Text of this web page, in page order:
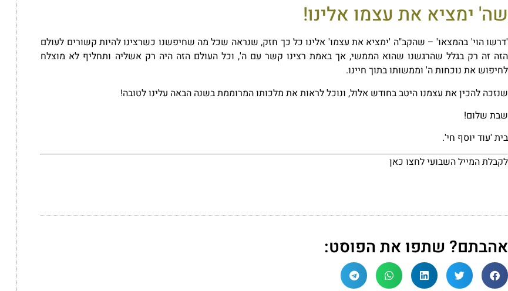
שה' ימציא את עצמו אלינו!
'דרשו הוי' בהמצאו' – שהקב"ה 'ימציא את עצמו' אלינו כל כך חזק, שנראה שכל מה שחיפשנו כשרצינו להיות קשורים לעולם
הזה זה רק בגלל שהרגשנו שהוא הממשי, אך באמת רצינו קשר עם ה', וכל העולם הזה היה רקאשליה ותחליף לא מוצלח
לחיפוש את נוכחות ה' וממשותו בתוך חיינו.
שנזכה להכין את עצמנו היטב בחודש אלול, ונוכל לראות את מלכותו המרוממת בשנה הבאה עלינו לטובה!
שבת שלום!
בית 'עוד יוסף חי'.
לקבלת המייל השבועילחצו כאן
אהבתם? שתפו את הפוסט: